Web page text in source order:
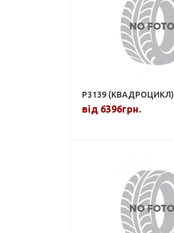
P3139 (КВАДРОЦИКЛ)
від 6396грн.